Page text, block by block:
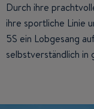
Durch ihre
ihre sportliche Linie
5S ein Lobgesang
selbstverständlich in